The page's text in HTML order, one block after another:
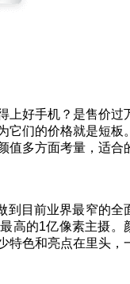
上好手机？是售价过
它们的价格就是短板
值多方面考量，适合
到目前业界最窄的全
高的1亿像素主摄。
特色和亮点在里头，